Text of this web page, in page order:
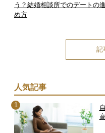
う？結婚相談所でのデートの進
め方
記
人気記事